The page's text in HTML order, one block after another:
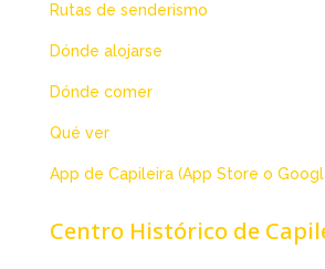
Rutas de senderismo
Dónde alojarse
Dónde comer
Qué ver
App de Capileira (App Store o
Centro Histórico de